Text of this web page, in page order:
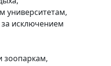
университетам,
исключением
зоопаркам,